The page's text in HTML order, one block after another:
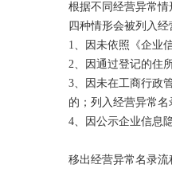
根据不同经营异常情
四种情形会被列入经
1、因未依照《企业
2、因通过登记的住
3、因未在工商行政
的；列入经营异常名
4、因公示企业信息
移出经营异常名录流